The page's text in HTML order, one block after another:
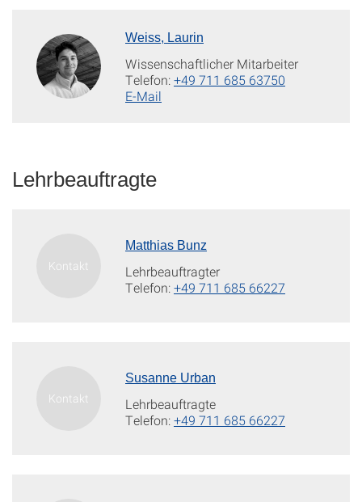
Weiss, Laurin
Wissenschaftlicher Mitarbeiter
Telefon:+49 711 685 63750
E-Mail
Lehrbeauftragte
Matthias Bunz
Lehrbeauftragter
Telefon:+49 711 685 66227
Susanne Urban
Lehrbeauftragte
Telefon:+49 711 685 66227